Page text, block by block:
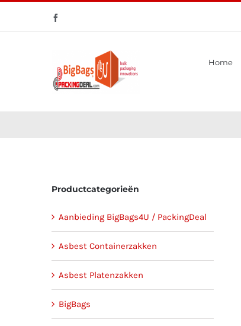
Home
Productcategorieën
Aanbieding BigBags4U / PackingDeal
Asbest Containerzakken
Asbest Platenzakken
BigBags